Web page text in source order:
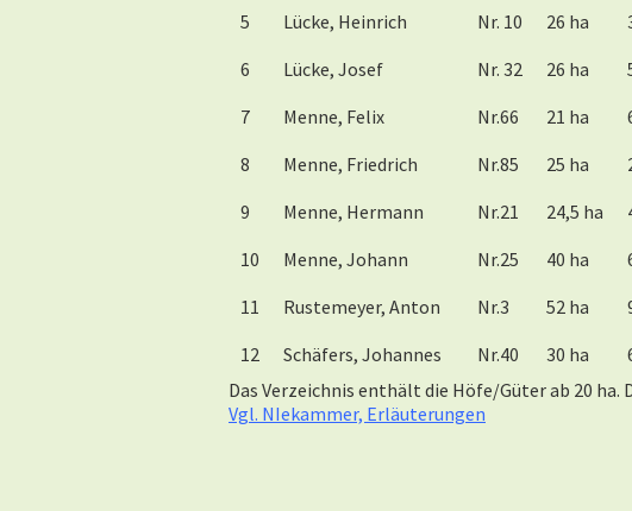
5
Lücke, Heinrich Nr. 10 26 ha
6
Lücke, Josef Nr. 32 26 ha
7
Menne, Felix Nr.66 21 ha
8
Menne, Friedrich Nr.85 25 ha
9
Menne, Hermann Nr.21 24,5 ha
10
Menne, Johann Nr.25 40 ha
11
Rustemeyer, Anton Nr.3 52 ha
12
Schäfers, Johannes Nr.40 30 ha
Das Verzeichnis enthält die Höfe/Güter ab 20
Vgl. NIekammer, Erläuterungen